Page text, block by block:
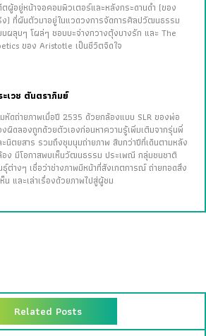
ตผู้อยู่หน้าจอคอมพิวเตอร์และหลังกระดานดำ (ของ
ง) ที่ผันตัวมาอยู่ในแวดวงการจัดการศิลปวัฒนธรรม
บผลุบๆ โผล่ๆ ชอบบะจ่างกวางตุ้งบางรัก และ The
ของ Aristotle เป็นชีวิตจิดใจ
ะเวช ตันตราภิมย์
มหัดถ่ายภาพเมื่อปี 2535 ด้วยกล้องแบบ SLR ของพ่อ
งผิดลองถูกด้วยตัวเองก่อนหาความรู้เพิ่มเติมจากรุ่นพี่
ะนิตยสาร รวมถึงชุมนุมถ่ายภาพ สิบกว่าปีที่เดินตามหลัง
ง มีโอกาสพบเห็นวัฒนธรรม ประเพณี กลุ่มชนชาติ
ธุ์ต่างๆ เชื่อว่าช่างภาพมีหน้าที่สังเกตการณ์ ถ่ายทอดสิ่ง
น และเล่าเรื่องด้วยภาพไปสู่ผู้ชม
Related Posts